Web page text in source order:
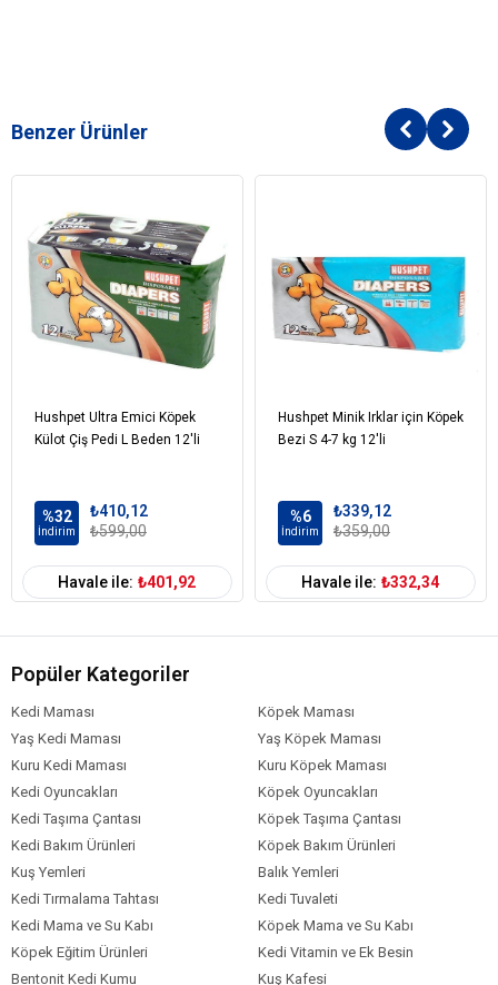
Benzer Ürünler
Hushpet Ultra Emici Köpek
Külot Çiş Pedi L Beden 12'li
%32
İndirim
₺410,12
₺599,00
Havale ile: ₺401,92
Hushpet Minik Irklar için Köpek
Bezi S 4-7 kg 12'li
%6
İndirim
₺339,12
₺359,00
Havale ile: ₺332,34
Popüler Kategoriler
Kedi Maması
Köpek Maması
Yaş Kedi Maması
Yaş Köpek Maması
Kuru Kedi Maması
Kuru Köpek Maması
Kedi Oyuncakları
Köpek Oyuncakları
Kedi Taşıma Çantası
Köpek Taşıma Çantası
Kedi Bakım Ürünleri
Köpek Bakım Ürünleri
Kuş Yemleri
Balık Yemleri
Kedi Tırmalama Tahtası
Kedi Tuvaleti
Kedi Mama ve Su Kabı
Köpek Mama ve Su Kabı
Köpek Eğitim Ürünleri
Kedi Vitamin ve Ek Besin
Bentonit Kedi Kumu
Kuş Kafesi